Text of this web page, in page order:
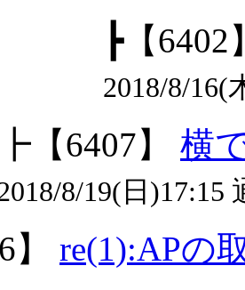
┣【6402
2018/8/16(
┣ 【6407】 横
8/19(日)17:15
re(1):APの